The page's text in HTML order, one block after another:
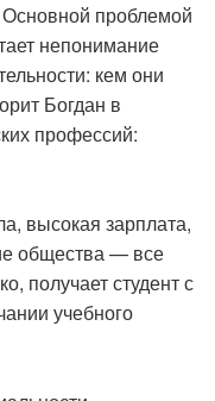
Основной проблемой
непонимание
кем они
Богдан в
профессий:
высокая зарплата,
общества — все
получает студент с
учебного